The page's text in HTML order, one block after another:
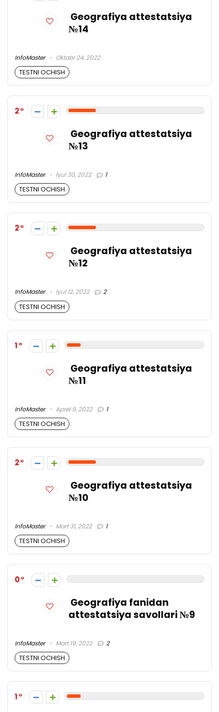
Geografiya attestatsiya
№14
InfoMaster Oktabr 24, 2022
TESTNI OCHISH
2
Geografiya attestatsiya
№13
InfoMaster Iyul 30, 2022 1
TESTNI OCHISH
2
Geografiya attestatsiya
№12
InfoMaster Iyul 12, 2022 2
TESTNI OCHISH
1
Geografiya attestatsiya
№11
InfoMaster Aprel 9, 2022 1
TESTNI OCHISH
2
Geografiya attestatsiya
№10
InfoMaster Mart 31, 2022 1
TESTNI OCHISH
0
Geografiya fanidan
attestatsiya savollari №9
InfoMaster Mart 19, 2022 2
TESTNI OCHISH
1